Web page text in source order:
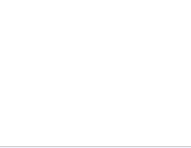
Меньше средств